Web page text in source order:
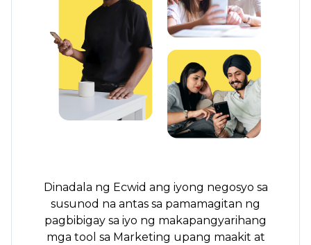
Dinadala ng Ecwid ang iyong negosyo sa
susunod na antas sa pamamagitan ng
pagbibigay sa iyo ng makapangyarihang
mga tool sa Marketing upang maakit at